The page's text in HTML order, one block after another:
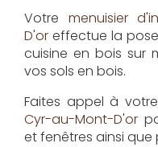
Votre menuisier
D'or effectue la
cuisine en bois sur
vos sols en bois.
Faites appel à
Cyr-au-Mont-D'or
et fenêtres ainsi que